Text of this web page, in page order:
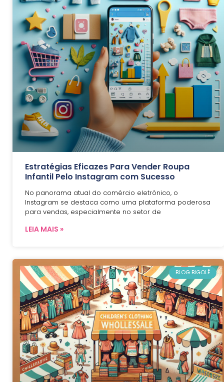
Estratégias Eficazes Para Vender Roupa
Infantil Pelo Instagram com Sucesso
No panorama atual do comércio eletrônico, o
Instagram se destaca como uma plataforma poderosa
para vendas, especialmente no setor de
LEIA MAIS »
BLOG BIGOLÊ